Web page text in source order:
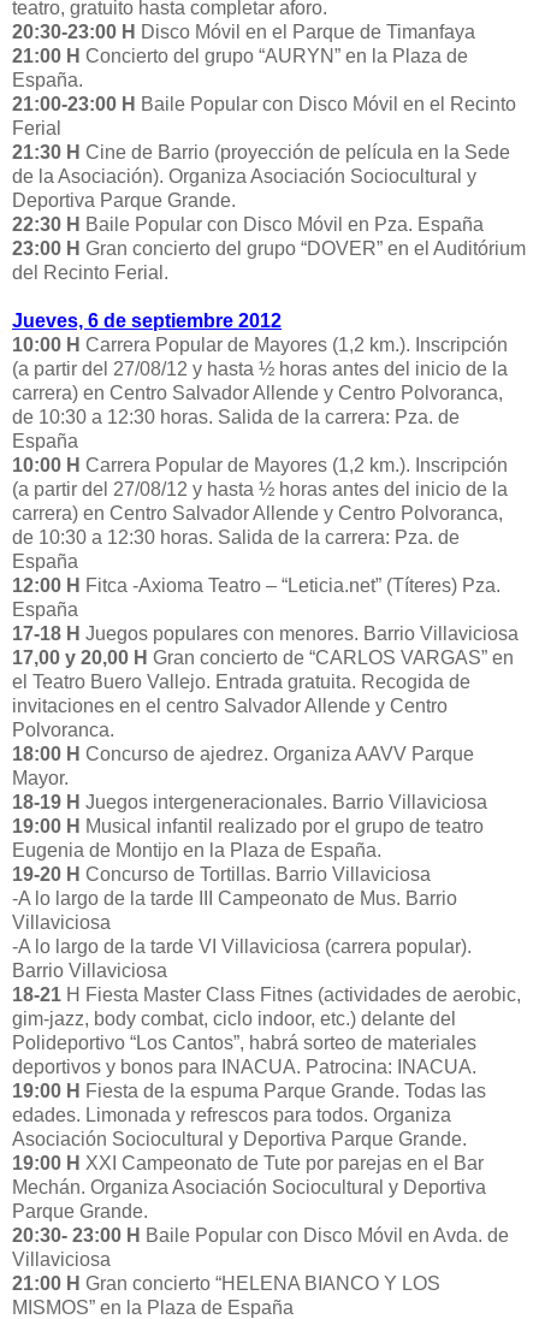
teatro, gratuito hasta completar aforo.
20:30-23:00 H Disco Móvil en el Parque de Timanfaya
21:00 H Concierto del grupo “AURYN” en la Plaza de
España.
21:00-23:00 H Baile Popular con Disco Móvil en el Recinto
Ferial
21:30 H Cine de Barrio (proyección de película en la Sede
de la Asociación). Organiza Asociación Sociocultural y
Deportiva Parque Grande.
22:30 H Baile Popular con Disco Móvil en Pza. España
23:00 H Gran concierto del grupo “DOVER” en el Auditórium
del Recinto Ferial.
Jueves, 6 de septiembre 2012
10:00 H Carrera Popular de Mayores (1,2 km.). Inscripción
(a partir del 27/08/12 y hasta ½ horas antes del inicio de la
carrera) en Centro Salvador Allende y Centro Polvoranca,
de 10:30 a 12:30 horas. Salida de la carrera: Pza. de
España
10:00 H Carrera Popular de Mayores (1,2 km.). Inscripción
(a partir del 27/08/12 y hasta ½ horas antes del inicio de la
carrera) en Centro Salvador Allende y Centro Polvoranca,
de 10:30 a 12:30 horas. Salida de la carrera: Pza. de
España
12:00 H Fitca -Axioma Teatro – “Leticia.net” (Títeres) Pza.
España
17-18 H Juegos populares con menores. Barrio Villaviciosa
17,00 y 20,00 H Gran concierto de “CARLOS VARGAS” en
el Teatro Buero Vallejo. Entrada gratuita. Recogida de
invitaciones en el centro Salvador Allende y Centro
Polvoranca.
18:00 H Concurso de ajedrez. Organiza AAVV Parque
Mayor.
18-19 H Juegos intergeneracionales. Barrio Villaviciosa
19:00 H Musical infantil realizado por el grupo de teatro
Eugenia de Montijo en la Plaza de España.
19-20 H Concurso de Tortillas. Barrio Villaviciosa
-A lo largo de la tarde III Campeonato de Mus. Barrio
Villaviciosa
-A lo largo de la tarde VI Villaviciosa (carrera popular).
Barrio Villaviciosa
18-21 H Fiesta Master Class Fitnes (actividades de aerobic,
gim-jazz, body combat, ciclo indoor, etc.) delante del
Polideportivo “Los Cantos”, habrá sorteo de materiales
deportivos y bonos para INACUA. Patrocina: INACUA.
19:00 H Fiesta de la espuma Parque Grande. Todas las
edades. Limonada y refrescos para todos. Organiza
Asociación Sociocultural y Deportiva Parque Grande.
19:00 H XXI Campeonato de Tute por parejas en el Bar
Mechán. Organiza Asociación Sociocultural y Deportiva
Parque Grande.
20:30- 23:00 H Baile Popular con Disco Móvil en Avda. de
Villaviciosa
21:00 H Gran concierto “HELENA BIANCO Y LOS
MISMOS” en la Plaza de España